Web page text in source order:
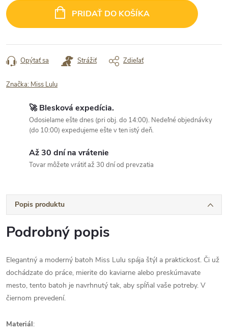
cena:
PRIDAŤ DO KOŠÍKA
Opýtať sa Strážiť Zdieľať
Značka: Miss Lulu
🚀 Blesková expedícia.
Odosielame ešte dnes (pri obj. do 14:00). Nedeľné objednávky
(do 10:00) expedujeme ešte v ten istý deň.
Až 30 dní na vrátenie
Tovar môžete vrátiť až 30 dní od prevzatia
Popis produktu
Podrobný popis
Elegantný a moderný batoh Miss Lulu spája štýl a praktickosť. Či už
dochádzate do práce, mierite do kaviarne alebo preskúmavate
mesto, tento batoh je navrhnutý tak, aby spĺňal vaše potreby. V
čiernom prevedení.
Materiál: